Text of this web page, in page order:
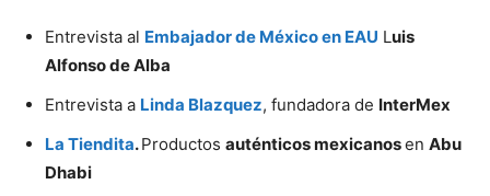
Entrevista al Embajador de México en EAU Luis
Alfonso de Alba
Entrevista a Linda Blazquez, fundadora de InterMex
La Tiendita.Productos auténticos mexicanosen Abu
Dhabi